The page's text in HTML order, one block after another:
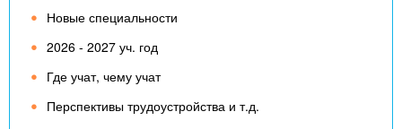
Новые специальности
2026 - 2027 уч. год
Где учат, чему учат
Перспективы трудоустройства и т.д.